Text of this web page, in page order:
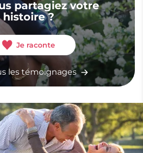
partagiez votre
histoire ?
Je raconte
les témoignages